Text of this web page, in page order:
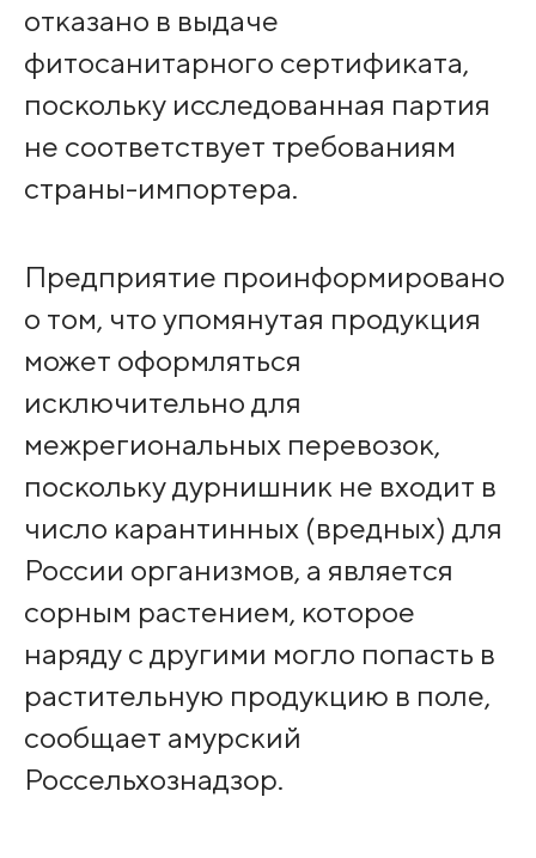
отказано в выдаче
фитосанитарного сертификата,
поскольку исследованная партия
не соответствует требованиям
страны-импортера.
Предприятие проинформировано
о том, что упомянутая продукция
может оформляться
исключительно для
межрегиональных перевозок,
поскольку дурнишник не входит в
число карантинных (вредных) для
России организмов, а является
сорным растением, которое
наряду с другими могло попасть в
растительную продукцию в поле,
сообщает амурский
Россельхознадзор.